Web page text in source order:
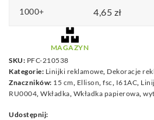
1000+ 4,65 zł
MAGAZYN
SKU: PFC-210538
Kategorie: Linijki reklamowe, Dekoracje
Znaczników: 15 cm, Ellison, fsc, I61AC,
RU0004, Wkładka, Wkładka papierowa,
Udostępnij: